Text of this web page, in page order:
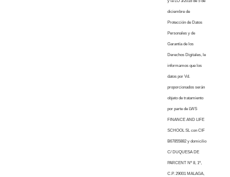
diciembre de
Protección de Datos
Personales y de
Garantía de los
Derechos Digitales, le
informamos que los
datos por Vd.
proporcionados serán
objeto de tratamiento
por parte de LWS
FINANCE AND LIFE
SCHOOL SL con CIF
B67855882 y domicilio
C/ DUQUESA DE
PARCENT Nº 8, 1º,
C.P. 29001 MALAGA,